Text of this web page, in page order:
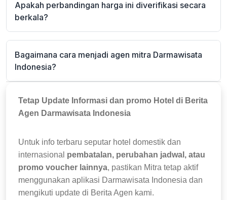
Apakah perbandingan harga ini diverifikasi secara
berkala?
Bagaimana cara menjadi agen mitra Darmawisata
Indonesia?
Tetap Update Informasi dan promo Hotel di Berita
Agen Darmawisata Indonesia
Untuk info terbaru seputar hotel domestik dan
internasional pembatalan, perubahan jadwal, atau
promo voucher lainnya, pastikan Mitra tetap aktif
menggunakan aplikasi Darmawisata Indonesia dan
mengikuti update di Berita Agen kami.